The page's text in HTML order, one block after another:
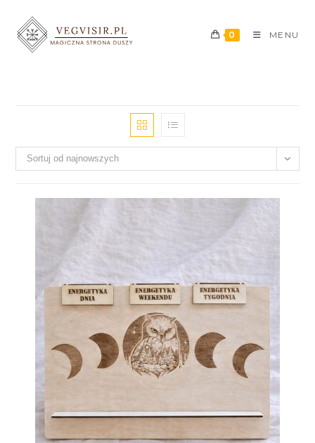
0 MENU
Sortuj od najnowszych